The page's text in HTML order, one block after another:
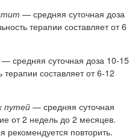
— средняя суточная доза
терапии составляет от 6
— средняя суточная доза 10-15
составляет от 6-12
путей — средняя суточная
от 2 недель до 2 месяцев.
рекомендуется повторить.